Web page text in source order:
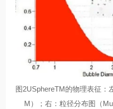
图2USphereTM的物理表征：
M）；右： 粒径分布图（